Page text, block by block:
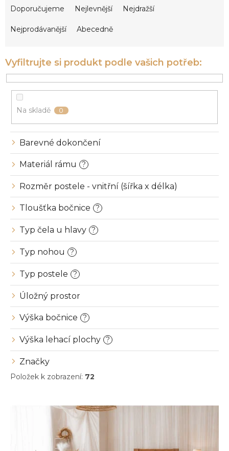
p
r
o
Doporučujeme Nejlevnější Nejdražší
Nejprodávanější Abecedně
Na skladě 0
Značky
Barevné dokončení
Materiál rámu ?
Rozměr postele - vnitřní (šířka x délka)
Tloušťka bočnice ?
Typ čela u hlavy ?
Typ nohou ?
Typ postele ?
Úložný prostor
Výška bočnice ?
Výška lehací plochy ?
Položek k zobrazení: 72